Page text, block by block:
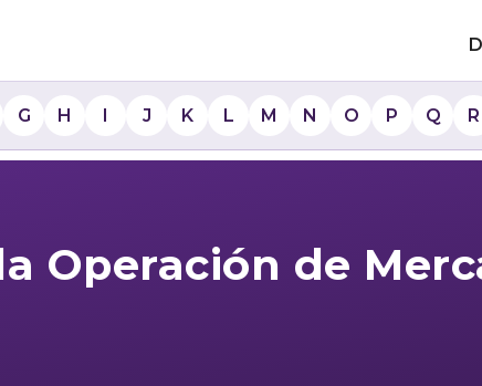
G H I J K L M N O P Q R
Operación de